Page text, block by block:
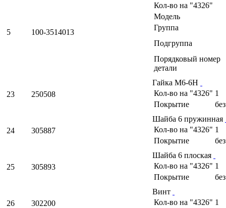
5 100-3514013
Кол-во на "4326"
Модель
Группа
Подгруппа
Порядковый номер
детали
23 250508
Гайка М6-6Н
Кол-во на "4326" 1
Покрытие
24 305887
Шайба 6 пружинная
Кол-во на "4326" 1
Покрытие
25 305893
Шайба 6 плоская
Кол-во на "4326" 1
Покрытие
26 302200
Винт
Кол-во на "4326" 1